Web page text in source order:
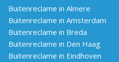
Buitenreclame in Almere
Buitenreclame in Amsterdam
Buitenreclame in Breda
Buitenreclame in Den Haag
Buitenreclame in Eindhoven